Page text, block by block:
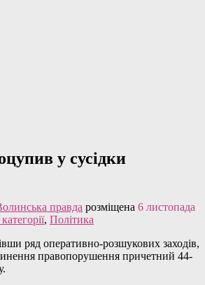
у сусідки
правда розміщена 6 листопада
, Політика
ряд оперативно-розшукових заходів,
правопорушення причетний 44-